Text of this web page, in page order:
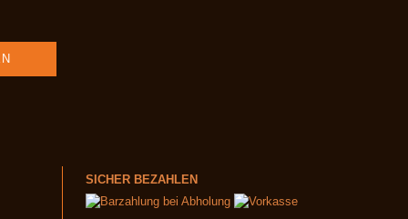
SICHER BEZAHLEN